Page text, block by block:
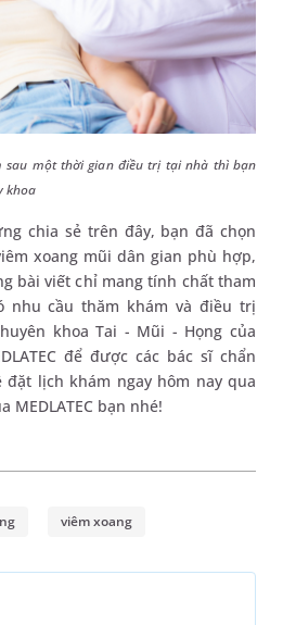
sau một thời gian điều trị tại nhà thì bạn
khoa
chia sẻ trên đây, bạn đã chọn
xoang mũi dân gian phù hợp,
bài viết chỉ mang tính chất tham
nhu cầu thăm khám và điều trị
khoa Tai - Mũi - Họng của
để được các bác sĩ chẩn
đặt lịch khám ngay hôm nay qua
MEDLATEC bạn nhé!
viêm xoang